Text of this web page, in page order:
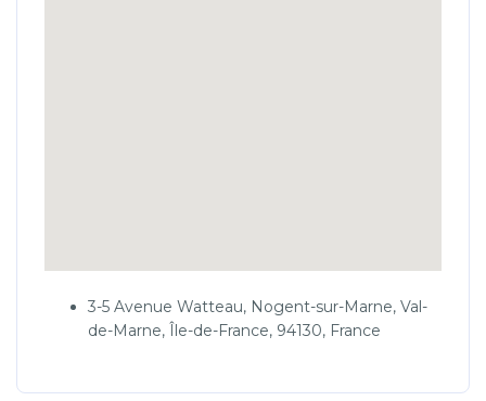
3-5 Avenue Watteau, Nogent-sur-Marne, Val-
de-Marne, Île-de-France, 94130, France